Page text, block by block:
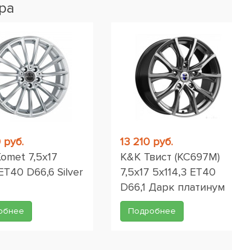
руб.
7,5x17
D66,6 Silver
13 210 руб.
K&K Твист (КС697М)
7,5x17 5x114,3 ET40
D66,1 Дарк платинум
Подробнее